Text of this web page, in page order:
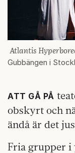
Atlantis
Gubbängen i
ATT GÅ PÅ
obskyrt och
ändå är det
Fria grupper i